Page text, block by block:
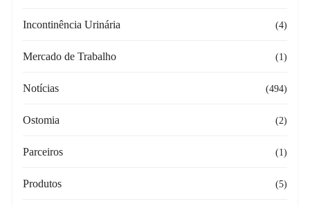
Incontinência Urinária (4)
Mercado de Trabalho (1)
Notícias (494)
Ostomia (2)
Parceiros (1)
Produtos (5)